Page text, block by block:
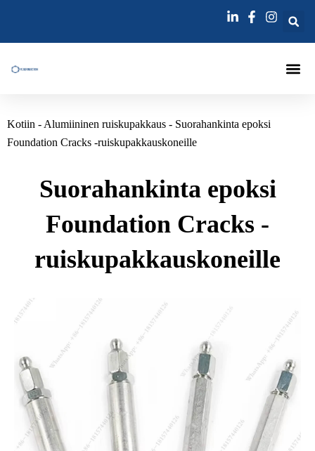
内
Kotiin - Alumiininen ruiskupakkaus - Suorahankinta epoksi
Foundation Cracks -ruiskupakkauskoneille
Suorahankinta epoksi
Foundation Cracks -
ruiskupakkauskoneille